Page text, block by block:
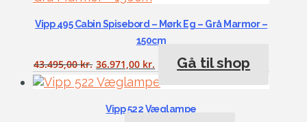
Vipp 495 Cabin Spisebord – Mørk Eg – Grå Marmor –
150cm
43.495,00kr. 36.971,00 kr. Gå til shop
Vipp 522 Væglampe